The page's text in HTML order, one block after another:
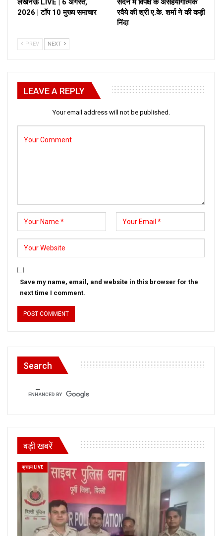
लखनऊ LIVE | 6 अगस्त,
2026 | टॉप 10 मुख्य समाचार
सदन में विपक्ष के असहयोगात्मक
रवैये की श्री ए.के. शर्मा ने की कड़ी
निंदा
PREV NEXT
LEAVE A REPLY
Your email address will not be published.
Save my name, email, and website in this browser for the
next time I comment.
Search
बड़ी खबरें
क्राइम LIVE